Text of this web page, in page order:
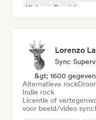
Hiphop
Popziel
Lorenzo
Sync
&gt; 1600
Alternatieve rock
Indie rock
Licentie of
voor beeld/video